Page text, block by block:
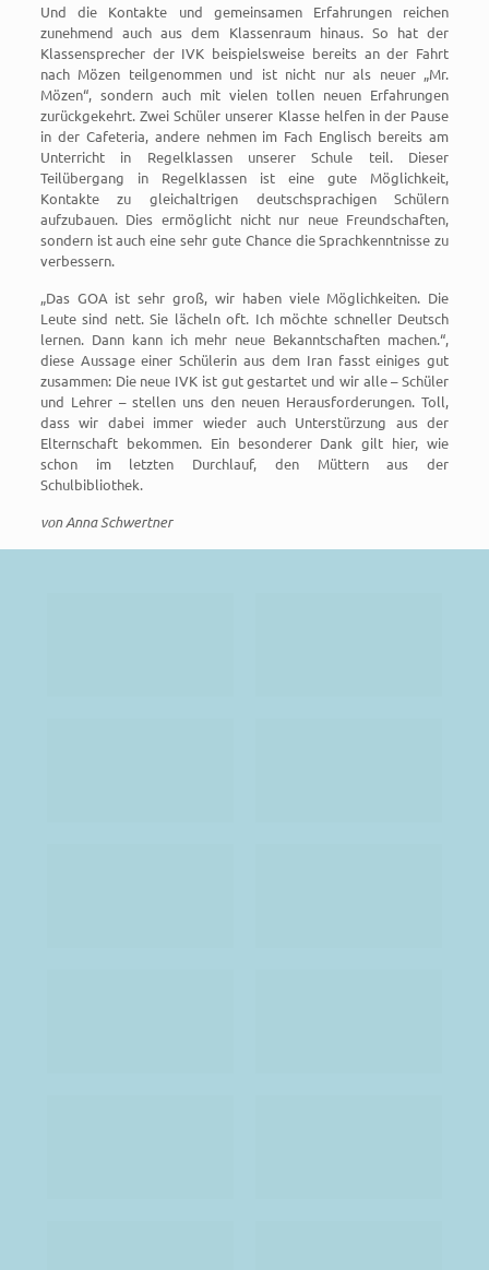
Und die Kontakte und gemeinsamen Erfahrungen reichen
zunehmend auch aus dem Klassenraum hinaus. So hat der
Klassensprecher der IVK beispielsweise bereits an der Fahrt
nach Mözen teilgenommen und ist nicht nur als neuer „Mr.
Mözen“, sondern auch mit vielen tollen neuen Erfahrungen
zurückgekehrt. Zwei Schüler unserer Klasse helfen in der Pause
in der Cafeteria, andere nehmen im Fach Englisch bereits am
Unterricht in Regelklassen unserer Schule teil. Dieser
Teilübergang in Regelklassen ist eine gute Möglichkeit,
Kontakte zu gleichaltrigen deutschsprachigen Schülern
aufzubauen. Dies ermöglicht nicht nur neue Freundschaften,
sondern ist auch eine sehr gute Chance die Sprachkenntnisse zu
verbessern.
„Das GOA ist sehr groß, wir haben viele Möglichkeiten. Die
Leute sind nett. Sie lächeln oft. Ich möchte schneller Deutsch
lernen. Dann kann ich mehr neue Bekanntschaften machen.“,
diese Aussage einer Schülerin aus dem Iran fasst einiges gut
zusammen: Die neue IVK ist gut gestartet und wir alle – Schüler
und Lehrer – stellen uns den neuen Herausforderungen. Toll,
dass wir dabei immer wieder auch Unterstürzung aus der
Elternschaft bekommen. Ein besonderer Dank gilt hier, wie
schon im letzten Durchlauf, den Müttern aus der
Schulbibliothek.
von Anna Schwertner